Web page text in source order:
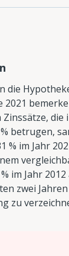
die
2021
die
betrugen,
% im Jahr
im Jahr 2012
zwei
zu